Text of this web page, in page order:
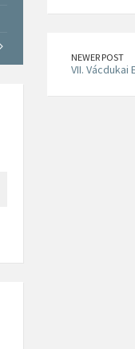
NEWER POST
VII. Vácdukai